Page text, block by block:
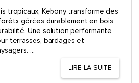
tropicaux, Kebony transforme des
gérées durablement en bois
Une solution performante
terrasses, bardages et
...
LIRE LA SUITE